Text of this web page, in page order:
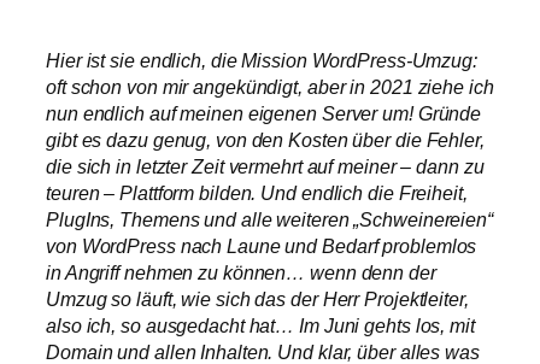
Hier ist sie endlich, die Mission WordPress-Umzug:
oft schon von mir angekündigt, aber in 2021 ziehe ich
nun endlich auf meinen eigenen Server um! Gründe
gibt es dazu genug, von den Kosten über die Fehler,
die sich in letzter Zeit vermehrt auf meiner – dann zu
teuren – Plattform bilden. Und endlich die Freiheit,
PlugIns, Themens und alle weiteren „Schweinereien“
von WordPress nach Laune und Bedarf problemlos
in Angriff nehmen zu können… wenn denn der
Umzug so läuft, wie sich das der Herr Projektleiter,
also ich, so ausgedacht hat… Im Juni gehts los, mit
Domain und allen Inhalten. Und klar, über alles was